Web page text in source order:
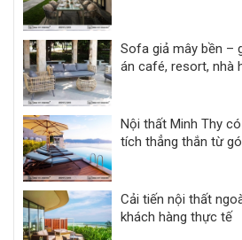
Sofa giả mây bền –
án café, resort, nhà
Nội thất Minh Thy
tích thẳng thắn từ
Cải tiến nội thất
khách hàng thực tế